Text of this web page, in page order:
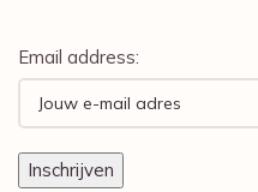
Email address: